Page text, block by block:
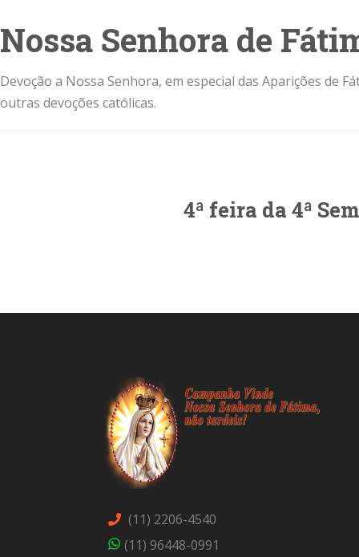
Nossa Senhora de
Devoção a Nossa Senhora, em especial das Aparições de
outras devoções católicas.
4ª feira da 4ª
(11) 2206-4540
(11) 96448-0991